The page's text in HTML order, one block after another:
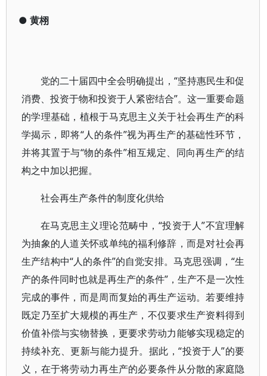
● 黄栩
党的二十届四中全会明确提出，“坚持惠民生和促
消费、投资于物和投资于人紧密结合”。这一重要命题
的学理基础，植根于马克思主义关于社会再生产的科
学揭示，即将“人的条件”视为再生产的基础性环节，
并将其置于与“物的条件”相互规定、同向再生产的结
构之中加以把握。
社会再生产条件的制度化供给
在马克思主义理论范畴中，“投资于人”不宜理解
为抽象的人道关怀或单纯的福利修辞，而是对社会再
生产结构中“人的条件”的自觉安排。马克思强调，“生
产的条件同时也就是再生产的条件”，生产不是一次性
完成的事件，而是周而复始的再生产运动。若要维持
既定乃至扩大规模的再生产，不仅要求生产资料得到
价值补偿与实物替换，更要求劳动力能够实现稳定的
持续补充、更新与能力提升。据此，“投资于人”的要
义，在于将劳动力再生产的必要条件从分散的家庭隐